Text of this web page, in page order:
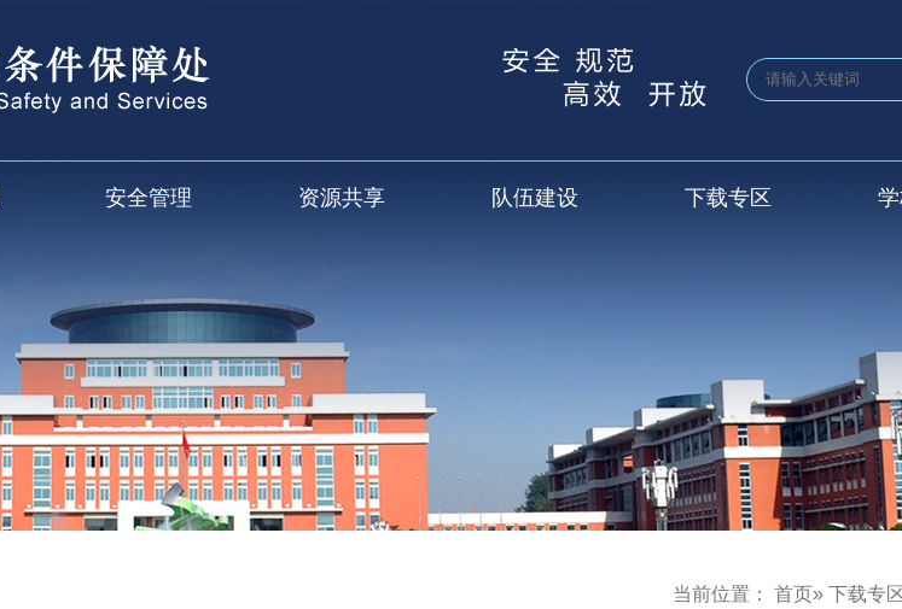
安全管理 资源共享 队伍建设 下载专区
当前位置： 首页» 下载专